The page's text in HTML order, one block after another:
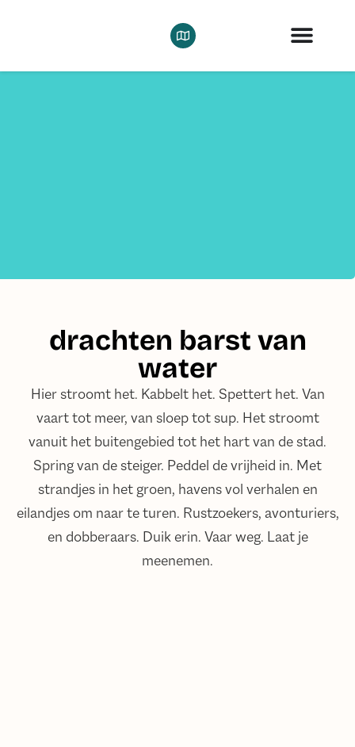
drachten barst van
water
Hier stroomt het. Kabbelt het. Spettert het. Van
vaart tot meer, van sloep tot sup. Het stroomt
vanuit het buitengebied tot het hart van de stad.
Spring van de steiger. Peddel de vrijheid in. Met
strandjes in het groen, havens vol verhalen en
eilandjes om naar te turen. Rustzoekers, avonturiers,
en dobberaars. Duik erin. Vaar weg. Laat je
meenemen.